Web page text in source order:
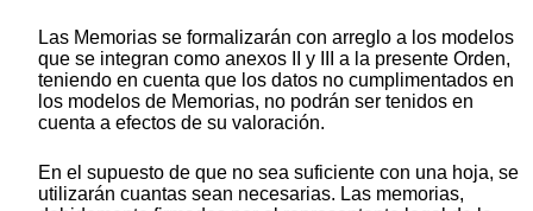
Las Memorias se formalizarán con arreglo a los modelos
que se integran como anexos II y III a la presente Orden,
teniendo en cuenta que los datos no cumplimentados en
los modelos de Memorias, no podrán ser tenidos en
cuenta a efectos de su valoración.
En el supuesto de que no sea suficiente con una hoja, se
utilizarán cuantas sean necesarias. Las memorias,